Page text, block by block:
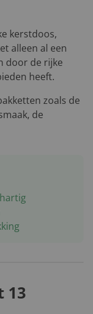
kerstdoos,
alleen al een
door de rijke
heeft.
zoals de
de
13